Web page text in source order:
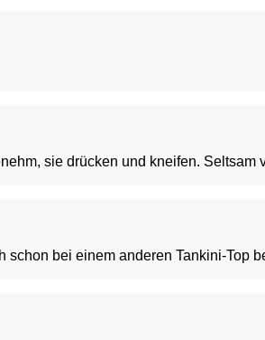
Die Bügel des Tankini Oberteile sind sehr unangenehm, sie drücken und
bei einem anderen Tankini-Top